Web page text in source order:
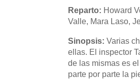
Reparto: Howard
Valle, Mara Laso,
Sinopsis:Varias
ellas. El inspector
de las mismas es
parte por parte la